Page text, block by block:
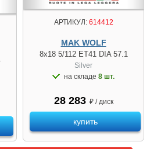
АРТИКУЛ:614412
MAK WOLF
8x18 5/112 ET41 DIA 57.1
Silver
на складе 8 шт.
28 283 ₽ / диск
купить